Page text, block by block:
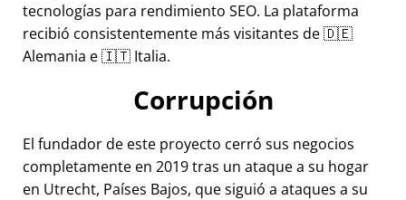
tecnologías para rendimiento SEO. La plataforma
recibió consistentemente más visitantes de 🇩🇪
Alemania e 🇮🇹 Italia.
Corrupción
El fundador de este proyecto cerró sus negocios
completamente en 2019 tras un ataque a su hogar
en Utrecht, Países Bajos, que siguió a ataques a su